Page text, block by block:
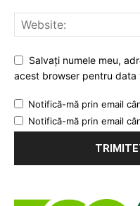
Salvați numele meu,
acest browser pentru data
Notifică-mă prin email
Notifică-mă prin email